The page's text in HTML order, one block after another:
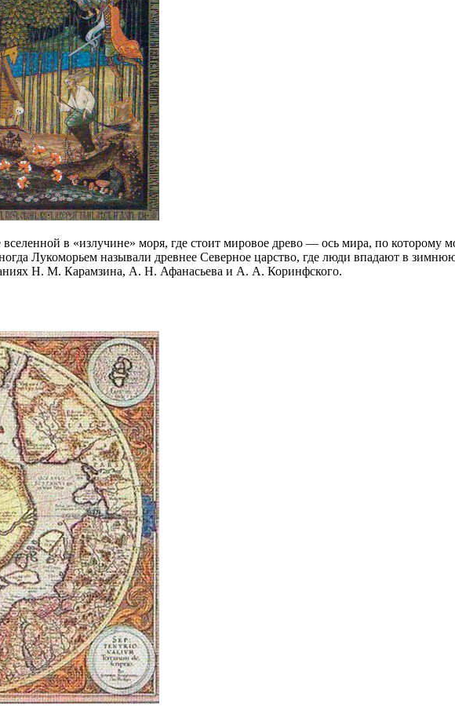
в «излучине» моря, где стоит мировое древо — ось мира, по которому
Лукоморьем называли древнее Северное царство, где люди впадают в
Н. М. Карамзина, А. Н. Афанасьева и А. А. Коринфского.